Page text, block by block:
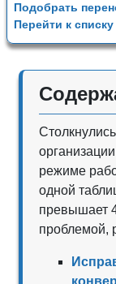
Подобрать
Перейти к
режиме
одной
превышает
проблемой,